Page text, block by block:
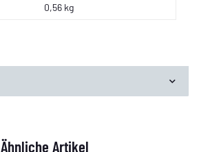
0,56 kg
Ähnliche Artikel